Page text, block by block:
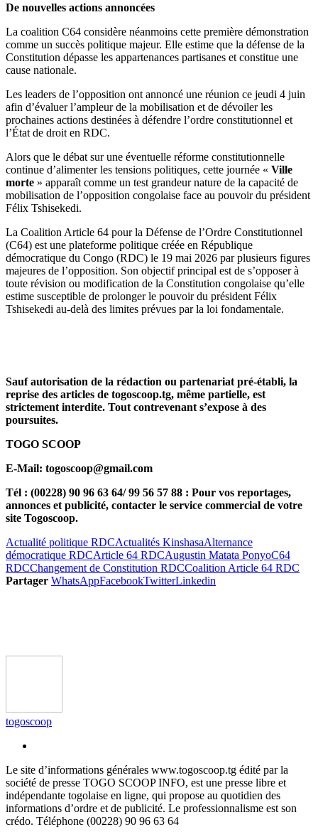
De nouvelles actions annoncées
La coalition C64 considère néanmoins cette première démonstration
comme un succès politique majeur. Elle estime que la défense de la
Constitution dépasse les appartenances partisanes et constitue une
cause nationale.
Les leaders de l’opposition ont annoncé une réunion ce jeudi 4 juin
afin d’évaluer l’ampleur de la mobilisation et de dévoiler les
prochaines actions destinées à défendre l’ordre constitutionnel et
l’État de droit en RDC.
Alors que le débat sur une éventuelle réforme constitutionnelle
continue d’alimenter les tensions politiques, cette journée « Ville
morte » apparaît comme un test grandeur nature de la capacité de
mobilisation de l’opposition congolaise face au pouvoir du président
Félix Tshisekedi.
La Coalition Article 64 pour la Défense de l’Ordre Constitutionnel
(C64) est une plateforme politique créée en République
démocratique du Congo (RDC) le 19 mai 2026 par plusieurs figures
majeures de l’opposition. Son objectif principal est de s’opposer à
toute révision ou modification de la Constitution congolaise qu’elle
estime susceptible de prolonger le pouvoir du président Félix
Tshisekedi au-delà des limites prévues par la loi fondamentale.
Sauf autorisation de la rédaction ou partenariat pré-établi, la
reprise des articles de togoscoop.tg, même partielle, est
strictement interdite. Tout contrevenant s’expose à des
poursuites.
TOGO SCOOP
E-Mail: togoscoop@gmail.com
Tél : (00228) 90 96 63 64/ 99 56 57 88 : Pour vos reportages,
annonces et publicité, contacter le service commercial de votre
site Togoscoop.
Actualité politique RDCActualités KinshasaAlternance
démocratique RDCArticle 64 RDCAugustin Matata PonyoC64
RDCChangement de Constitution RDCCoalition Article 64 RDC
Partager WhatsAppFacebookTwitterLinkedin
togoscoop
Le site d’informations générales www.togoscoop.tg édité par la
société de presse TOGO SCOOP INFO, est une presse libre et
indépendante togolaise en ligne, qui propose au quotidien des
informations d’ordre et de publicité. Le professionnalisme est son
crédo. Téléphone (00228) 90 96 63 64